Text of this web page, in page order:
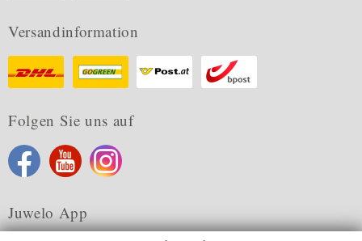
Versandinformation
Folgen Sie uns auf
Juwelo App